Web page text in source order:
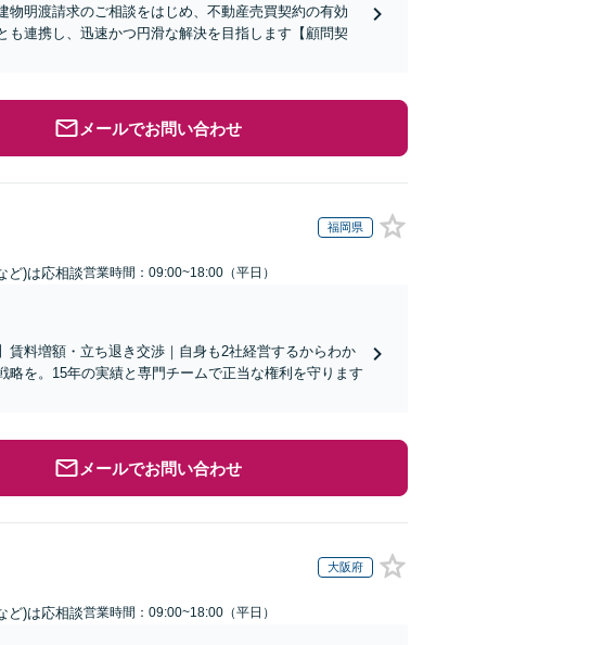
物明渡請求のご相談をはじめ、不動産売買契約の有効
連携し、迅速かつ円滑な解決を目指します【顧問契
メールでお問い合わせ
福岡県
ど)は応相談営業時間：09:00~18:00（平日）
料増額・立ち退き交渉｜自身も2社経営するからわか
を。15年の実績と専門チームで正当な権利を守ります
メールでお問い合わせ
大阪府
ど)は応相談営業時間：09:00~18:00（平日）